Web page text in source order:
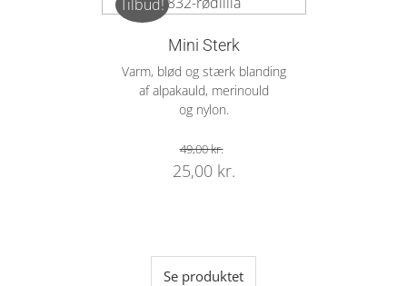
Tilbud!
Mini Sterk
Varm, blød og stærk blanding
af alpakauld, merinould
og nylon.
49,00kr.
Original
25,00 kr.
Se produktet